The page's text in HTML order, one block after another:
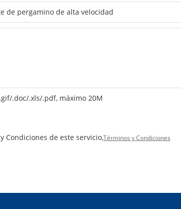
.doc/.xls/.pdf, máximo 20M
Condiciones de este servicio,Términos y Condiciones